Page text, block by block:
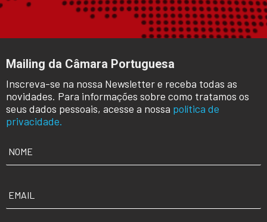
Mailing da Câmara Portuguesa
Inscreva-se na nossa Newsletter e receba todas as
novidades. Para informações sobre como tratamos os
seus dados pessoais, acesse a nossa política de
privacidade.